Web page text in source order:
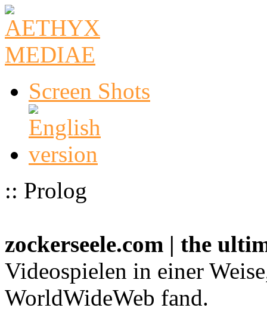
Screen Shots
:: Prolog
zockerseele.com | the
Videospielen in einer
WorldWideWeb fand.